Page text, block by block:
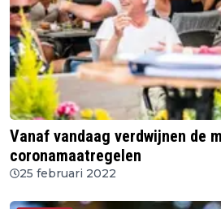
Vanaf vandaag verdwijnen de
coronamaatregelen
25 februari 2022